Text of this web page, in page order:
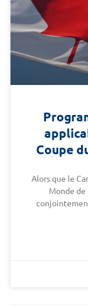
Coupe
Alors que le
Monde